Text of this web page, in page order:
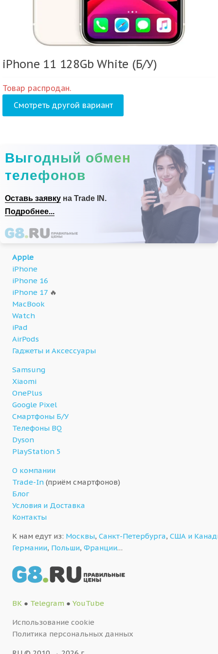
iPhone 11 128Gb White (Б/У)
Товар распродан.
Смотреть другой вариант
Выгодный обмен
телефонов
Оставь заявку на Trade IN.
Подробнее...
Apple
iPhone
iPhone 16
iPhone 17 🔥
MacBook
Watch
iPad
AirPods
Гаджеты и Аксессуары
Samsung
Xiaomi
OnePlus
Google Pixel
Смартфоны Б/У
Телефоны BQ
Dyson
PlayStation 5
О компании
Trade-In (приём смартфонов)
Блог
Условия и Доставка
Контакты
К нам едут из: Москвы, Санкт-Петербурга, США и
Германии, Польши, Франции…
ВК ● Telegram ● YouTube
Использование cookie
Политика персональных данных